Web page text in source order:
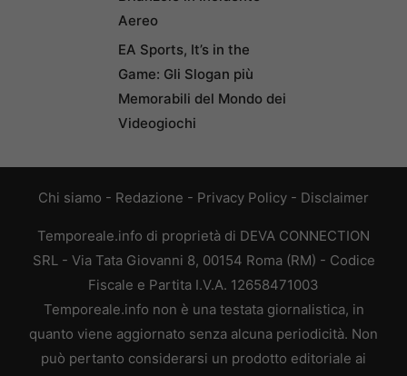
Aereo
EA Sports, It’s in the
Game: Gli Slogan più
Memorabili del Mondo dei
Videogiochi
Chi siamo - Redazione - Privacy Policy - Disclaimer
Temporeale.info di proprietà di DEVA CONNECTION
SRL - Via Tata Giovanni 8, 00154 Roma (RM) - Codice
Fiscale e Partita I.V.A. 12658471003
Temporeale.info non è una testata giornalistica, in
quanto viene aggiornato senza alcuna periodicità. Non
può pertanto considerarsi un prodotto editoriale ai